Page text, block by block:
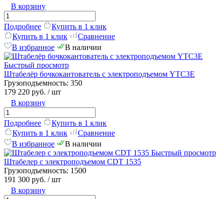
В корзину
Подробнее
Купить в 1 клик
Купить в 1 клик
Сравнение
В избранное
В наличии
Быстрый просмотр
Штабелёр бочкокантователь с электроподъемом YTC3E
Грузоподъемность: 350
179 220 руб. / шт
В корзину
Подробнее
Купить в 1 клик
Купить в 1 клик
Сравнение
В избранное
В наличии
Быстрый просмотр
Штабелер с электроподъемом CDT 1535
Грузоподъемность: 1500
191 300 руб. / шт
В корзину